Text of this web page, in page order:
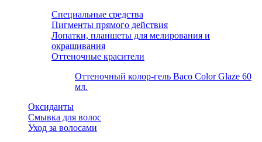
Специальные средства
Пигменты прямого действия
Лопатки, планшеты для мелирования и
окрашивания
Оттеночные красители
Оттеночный колор-гель Baco Color Glaze 60
мл.
Оксиданты
Смывка для волос
Уход за волосами